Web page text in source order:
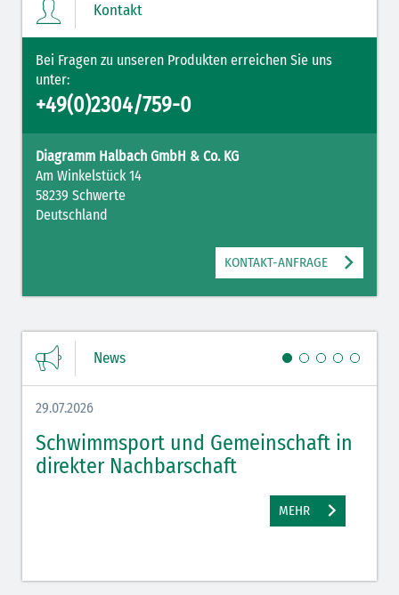
Kontakt
Bei Fragen zu unseren Produkten erreichen Sie uns
unter:
+49(0)2304/759-0
Diagramm Halbach GmbH & Co. KG
Am Winkelstück 14
58239 Schwerte
Deutschland
KONTAKT-ANFRAGE
News
29.07.2026
Schwimmsport und Gemeinschaft in
direkter Nachbarschaft
MEHR